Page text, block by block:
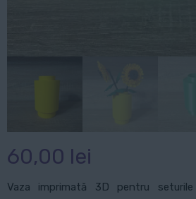
60,00 lei
Vaza imprimată 3D pentru